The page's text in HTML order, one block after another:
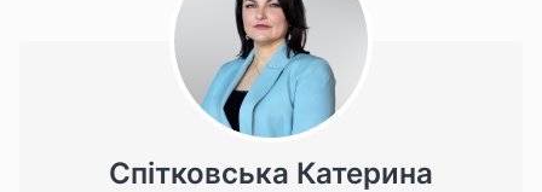
Спітковська Катерина